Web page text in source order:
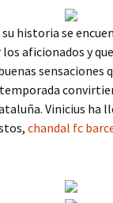
historia se
aficionados y
Vinicius
chandal fc